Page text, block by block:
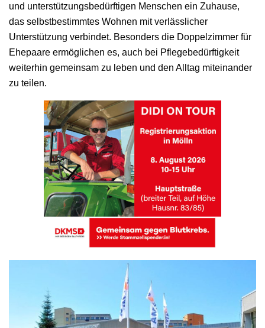
und unterstützungsbedürftigen Menschen ein Zuhause,
das selbstbestimmtes Wohnen mit verlässlicher
Unterstützung verbindet. Besonders die Doppelzimmer für
Ehepaare ermöglichen es, auch bei Pflegebedürftigkeit
weiterhin gemeinsam zu leben und den Alltag miteinander
zu teilen.